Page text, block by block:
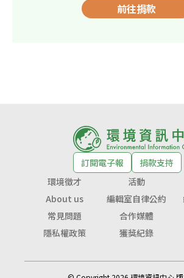
前往捐款
訂閱電子報
捐款支持
環境徵才
活動
About us
編輯室自律公約
常見問題
合作媒體
隱私權政策
獲獎紀錄